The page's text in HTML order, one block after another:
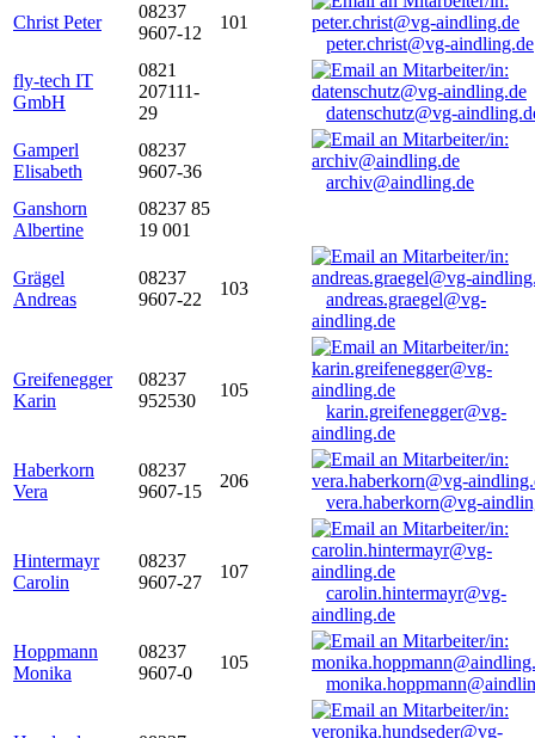
Christ Peter
08237
9607-12
101
peter.christ@vg-aindling.de
fly-tech IT
GmbH
0821
207111-
29
datenschutz@vg-
Gamperl
Elisabeth
08237
9607-36
archiv@aindling.de
Ganshorn
Albertine
08237 85
19 001
Grägel
Andreas
08237
9607-22
103
andreas.graegel@vg-
aindling.de
Greifenegger
Karin
08237
952530
105
karin.greifenegger@vg-
aindling.de
Haberkorn
Vera
08237
9607-15
206
vera.haberkorn@vg-
Hintermayr
Carolin
08237
9607-27
107
carolin.hintermayr@vg-
aindling.de
Hoppmann
Monika
08237
9607-0
105